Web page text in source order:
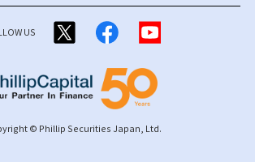
US
© Phillip Securities Japan, Ltd.